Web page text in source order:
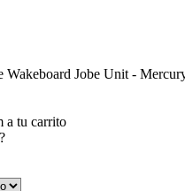
a tu carrito